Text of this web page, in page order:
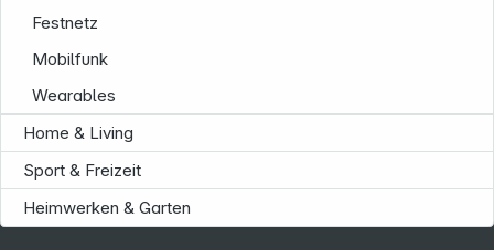
Festnetz
Mobilfunk
Wearables
Home & Living
Sport & Freizeit
Heimwerken & Garten